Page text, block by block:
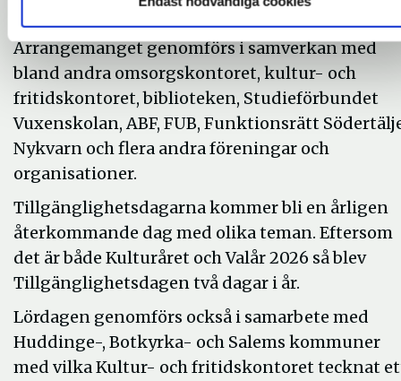
Föranmälan och mer information på denna
Arrangemanget genomförs i samverkan med
bland andra omsorgskontoret, kultur- och
fritidskontoret, biblioteken, Studieförbundet
Vuxenskolan, ABF, FUB, Funktionsrätt
Nykvarn och flera andra föreningar och
organisationer.
Tillgänglighetsdagarna kommer bli en årligen
återkommande dag med olika teman. Eftersom
det är både Kulturåret och Valår 2026 så blev
Tillgänglighetsdagen två dagar i år.
Lördagen genomförs också i samarbete med
Huddinge-, Botkyrka- och Salems kommuner
med vilka Kultur- och fritidskontoret tecknat